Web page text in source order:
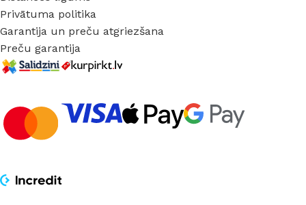
Privātuma politika
Garantija un preču atgriezšana
Preču garantija